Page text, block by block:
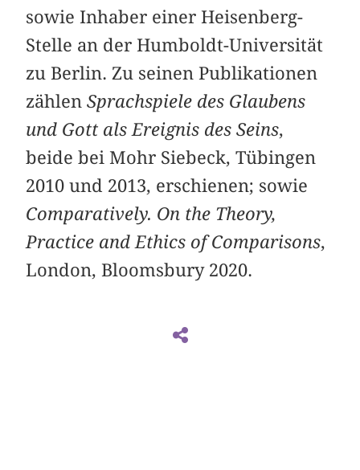
sowie Inhaber einer Heisenberg-
Stelle an der Humboldt-Universität
zu Berlin. Zu seinen Publikationen
zählenSprachspiele des Glaubens
und Gott als Ereignis des Seins,
beide bei Mohr Siebeck, Tübingen
2010 und 2013, erschienen; sowie
Comparatively. On the Theory,
Practice and Ethics of Comparisons,
London, Bloomsbury 2020.